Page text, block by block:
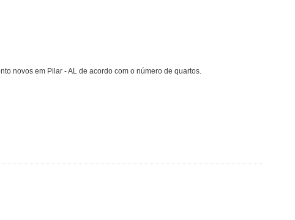
novos em Pilar - AL de acordo com o número de quartos.